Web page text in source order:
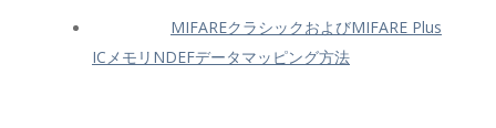
MIFAREクラシックおよびMIFARE Plus
ICメモリNDEFデータマッピング方法